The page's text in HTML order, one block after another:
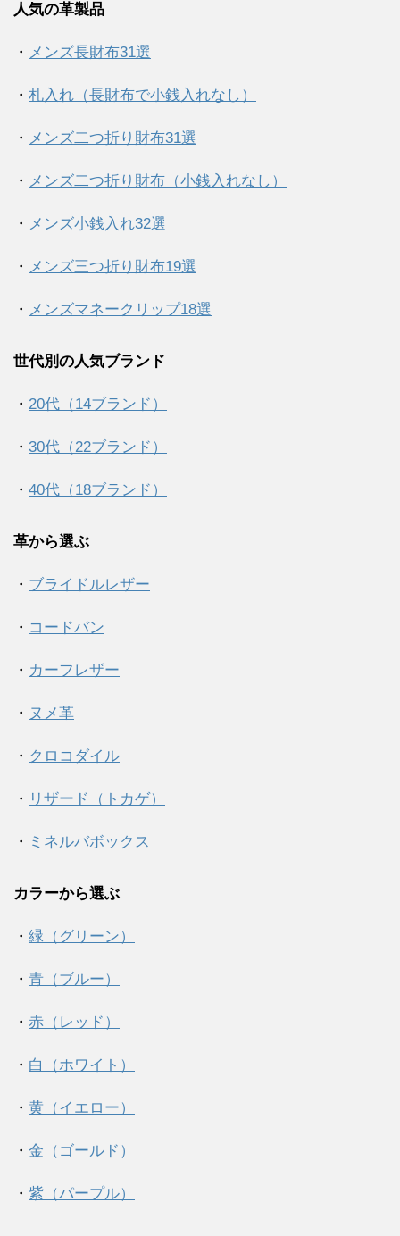
人気の革製品
・ メンズ長財布31選
・ 札入れ（長財布で小銭入れなし）
・ メンズ二つ折り財布31選
・ メンズ二つ折り財布（小銭入れなし）
・ メンズ小銭入れ32選
・ メンズ三つ折り財布19選
・ メンズマネークリップ18選
世代別の人気ブランド
・ 20代（14ブランド）
・ 30代（22ブランド）
・ 40代（18ブランド）
革から選ぶ
・ ブライドルレザー
・ コードバン
・ カーフレザー
・ ヌメ革
・ クロコダイル
・ リザード（トカゲ）
・ ミネルバボックス
カラーから選ぶ
・ 緑（グリーン）
・ 青（ブルー）
・ 赤（レッド）
・ 白（ホワイト）
・ 黄（イエロー）
・ 金（ゴールド）
・ 紫（パープル）